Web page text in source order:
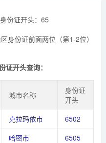
身份证开头：65
身份证前面两位（第1-2位）
证开头查询：
城市名称
身份证
开头
克拉玛依市
6502
哈密市
6505